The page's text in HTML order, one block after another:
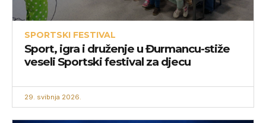
SPORTSKI FESTIVAL
Sport, igra i druženje u Đurmancu-stiže
veseli Sportski festival za djecu
29. svibnja 2026.